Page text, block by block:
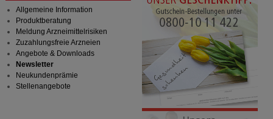
Allgemeine Information
Produktberatung
Meldung Arzneimittelrisiken
Zuzahlungsfreie Arzneien
Angebote & Downloads
Newsletter
Neukundenprämie
Stellenangebote